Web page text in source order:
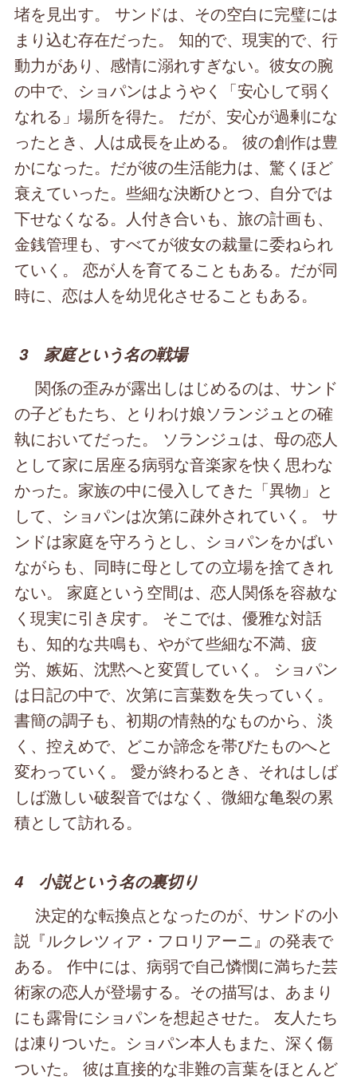
堵を見出す。 サンドは、その空白に完璧には
まり込む存在だった。 知的で、現実的で、行
動力があり、感情に溺れすぎない。彼女の腕
の中で、ショパンはようやく「安心して弱く
なれる」場所を得た。 だが、安心が過剰にな
ったとき、人は成長を止める。 彼の創作は豊
かになった。だが彼の生活能力は、驚くほど
衰えていった。些細な決断ひとつ、自分では
下せなくなる。人付き合いも、旅の計画も、
金銭管理も、すべてが彼女の裁量に委ねられ
ていく。 恋が人を育てることもある。だが同
時に、恋は人を幼児化させることもある。
3 家庭という名の戦場
関係の歪みが露出しはじめるのは、サンド
の子どもたち、とりわけ娘ソランジュとの確
執においてだった。 ソランジュは、母の恋人
として家に居座る病弱な音楽家を快く思わな
かった。家族の中に侵入してきた「異物」と
して、ショパンは次第に疎外されていく。 サ
ンドは家庭を守ろうとし、ショパンをかばい
ながらも、同時に母としての立場を捨てきれ
ない。 家庭という空間は、恋人関係を容赦な
く現実に引き戻す。 そこでは、優雅な対話
も、知的な共鳴も、やがて些細な不満、疲
労、嫉妬、沈黙へと変質していく。 ショパン
は日記の中で、次第に言葉数を失っていく。
書簡の調子も、初期の情熱的なものから、淡
く、控えめで、どこか諦念を帯びたものへと
変わっていく。 愛が終わるとき、それはしば
しば激しい破裂音ではなく、微細な亀裂の累
積として訪れる。
4 小説という名の裏切り
決定的な転換点となったのが、サンドの小
説『ルクレツィア・フロリアーニ』の発表で
ある。 作中には、病弱で自己憐憫に満ちた芸
術家の恋人が登場する。その描写は、あまり
にも露骨にショパンを想起させた。 友人たち
は凍りついた。ショパン本人もまた、深く傷
ついた。 彼は直接的な非難の言葉をほとんど